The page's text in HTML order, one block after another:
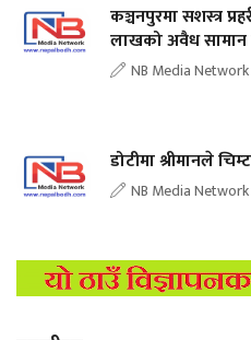
कञ्चनपुरमा सशस्त्र
लाखको अवैध सामान
NB Media Network
डोटीमा श्रीमानले
NB Media Network